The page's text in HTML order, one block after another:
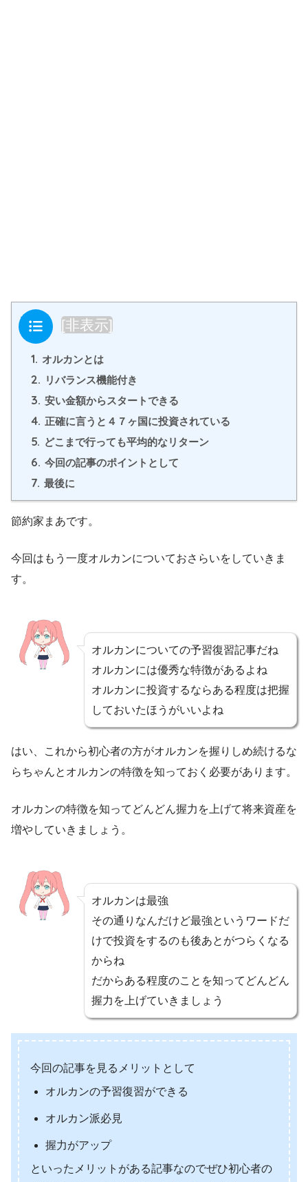
目次 [非表示]
1. オルカンとは
2. リバランス機能付き
3. 安い金額からスタートできる
4. 正確に言うと４７ヶ国に投資されている
5. どこまで行っても平均的なリターン
6. 今回の記事のポイントとして
7. 最後に
節約家まあです。
今回はもう一度オルカンについておさらいをしていきま
す。
オルカンについての予習復習記事だね
オルカンには優秀な特徴があるよね
オルカンに投資するならある程度は把握
しておいたほうがいいよね
はい、これから初心者の方がオルカンを握りしめ続けるな
らちゃんとオルカンの特徴を知っておく必要があります。
オルカンの特徴を知ってどんどん握力を上げて将来資産を
増やしていきましょう。
オルカンは最強
その通りなんだけど最強というワードだ
けで投資をするのも後あとがつらくなる
からね
だからある程度のことを知ってどんどん
握力を上げていきましょう
今回の記事を見るメリットとして
オルカンの予習復習ができる
オルカン派必見
握力がアップ
といったメリットがある記事なのでぜひ初心者の